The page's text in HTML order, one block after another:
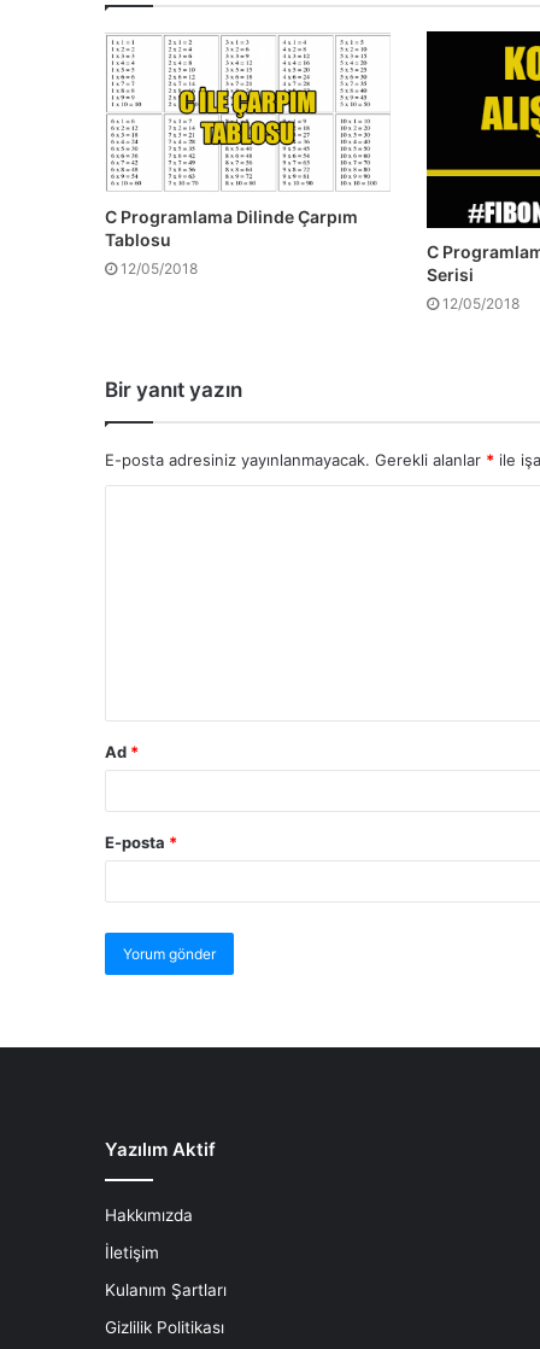
C Programlama Dilinde Çarpım
Tablosu
12/05/2018
C
Serisi
12/05/2018
Bir yanıt yazın
E-posta adresiniz yayınlanmayacak. Gerekli alanlar * ile
Ad *
E-posta *
Yazılım Aktif
Hakkımızda
İletişim
Kulanım Şartları
Gizlilik Politikası